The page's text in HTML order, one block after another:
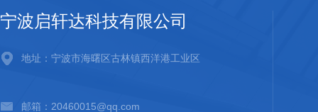
宁波启轩达科技有限公司
地址：宁波市海曙区古林镇西洋港工业区
邮箱：20460015@qq.com